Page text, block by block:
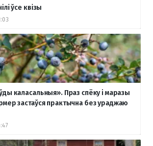
ўсе квізы
каласальныя». Праз спёку і маразы
застаўся практычна без ураджаю